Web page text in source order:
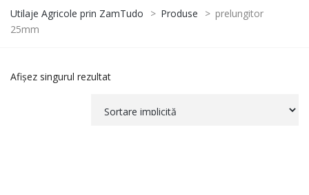
Utilaje Agricole prin ZamTudo > Produse > prelungitor
25mm
Afișez singurul rezultat